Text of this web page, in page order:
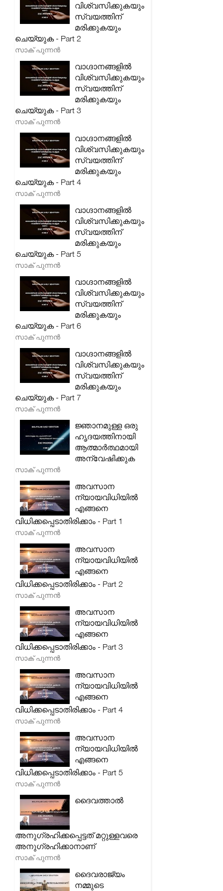
വിശ്വസിക്കുകയും
സ്വയത്തിന്
മരിക്കുകയും
ചെയ്യുക - Part 2
സാക് പുന്നൻ
വാഗ്ദാനങ്ങളിൽ
വിശ്വസിക്കുകയും
സ്വയത്തിന്
മരിക്കുകയും
ചെയ്യുക - Part 3
സാക് പുന്നൻ
വാഗ്ദാനങ്ങളിൽ
വിശ്വസിക്കുകയും
സ്വയത്തിന്
മരിക്കുകയും
ചെയ്യുക - Part 4
സാക് പുന്നൻ
വാഗ്ദാനങ്ങളിൽ
വിശ്വസിക്കുകയും
സ്വയത്തിന്
മരിക്കുകയും
ചെയ്യുക - Part 5
സാക് പുന്നൻ
വാഗ്ദാനങ്ങളിൽ
വിശ്വസിക്കുകയും
സ്വയത്തിന്
മരിക്കുകയും
ചെയ്യുക - Part 6
സാക് പുന്നൻ
വാഗ്ദാനങ്ങളിൽ
വിശ്വസിക്കുകയും
സ്വയത്തിന്
മരിക്കുകയും
ചെയ്യുക - Part 7
സാക് പുന്നൻ
ജ്ഞാനമുള്ള ഒരു
ഹൃദയത്തിനായി
ആത്മാർത്ഥമായി
അന്വേഷിക്കുക
സാക് പുന്നൻ
അവസാന
ന്യായവിധിയിൽ
എങ്ങനെ
വിധിക്കപ്പെടാതിരിക്കാം - Part 1
സാക് പുന്നൻ
അവസാന
ന്യായവിധിയിൽ
എങ്ങനെ
വിധിക്കപ്പെടാതിരിക്കാം - Part 2
സാക് പുന്നൻ
അവസാന
ന്യായവിധിയിൽ
എങ്ങനെ
വിധിക്കപ്പെടാതിരിക്കാം - Part 3
സാക് പുന്നൻ
അവസാന
ന്യായവിധിയിൽ
എങ്ങനെ
വിധിക്കപ്പെടാതിരിക്കാം - Part 4
സാക് പുന്നൻ
അവസാന
ന്യായവിധിയിൽ
എങ്ങനെ
വിധിക്കപ്പെടാതിരിക്കാം - Part 5
സാക് പുന്നൻ
ദൈവത്താൽ
അനുഗ്രഹിക്കപ്പെട്ടത് മറ്റുള്ളവരെ
അനുഗ്രഹിക്കാനാണ്
സാക് പുന്നൻ
ദൈവരാജ്യം
നമ്മുടെ